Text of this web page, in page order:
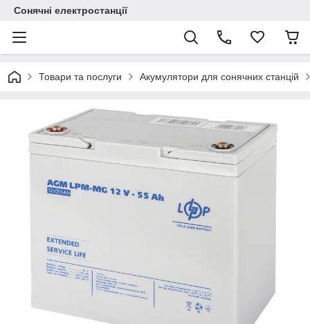
Сонячні електростанції
Товари та послуги Акумулятори для сонячних станцій